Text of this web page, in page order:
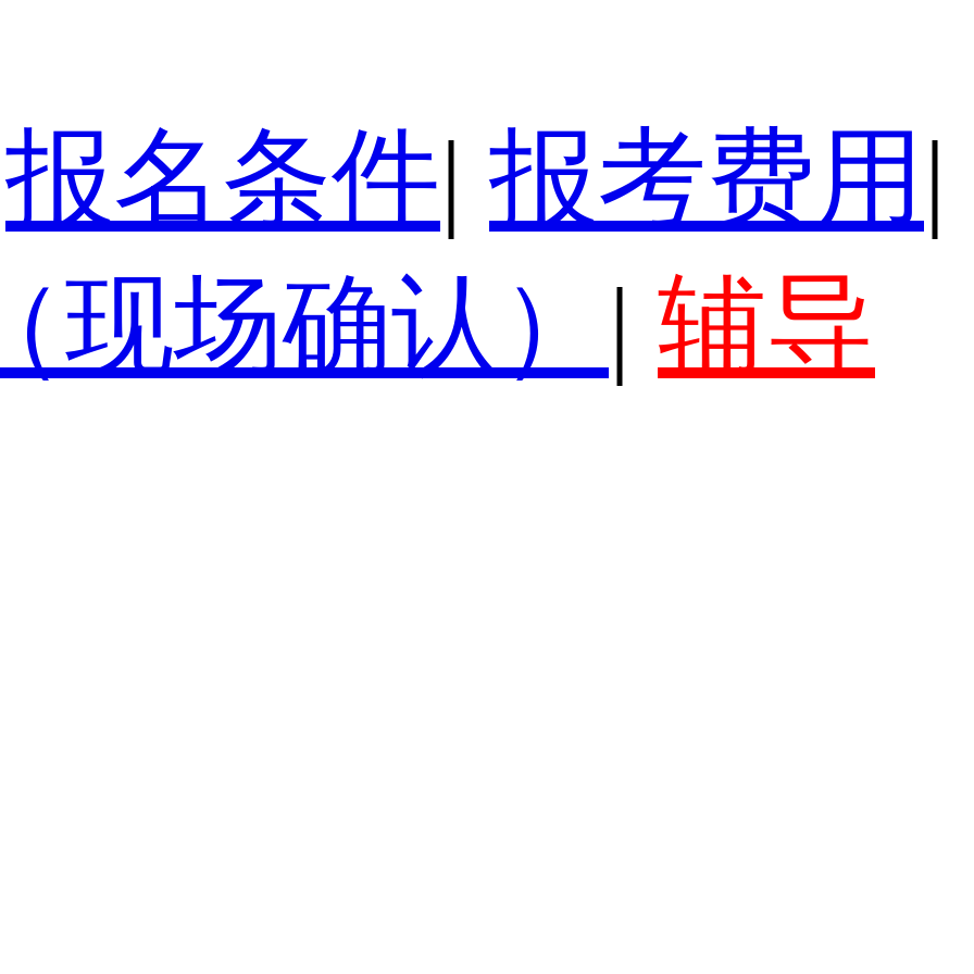
报名条件| 报考费用 |
场确认） | 辅导